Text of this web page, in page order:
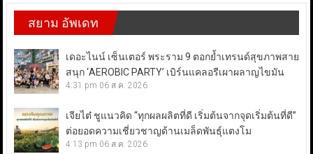
สยาม อัพเดท
เดอะไนน์ เซ็นเตอร์ พระราม 9 ตอกย้ำเทรนด์สุขภาพสาย
สนุก ‘AEROBIC PARTY’ เบิร์นแคลอรีเผาผลาญไขมัน
4:31 pm 06 ส.ค. 2026
เจียไต๋ ชูแนวคิด “ทุกผลผลิตที่ดี เริ่มต้นจากจุดเริ่มต้นที่ดี”
ต่อยอดความเชี่ยวชาญด้านเมล็ดพันธุ์แตงโม
4:13 pm 06 ส.ค. 2026